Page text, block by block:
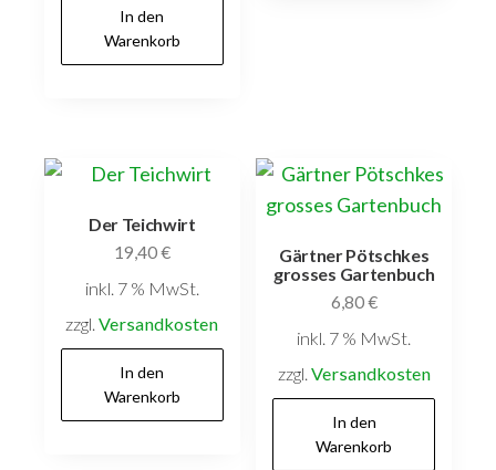
In den
Warenkorb
Der Teichwirt
19,40€
inkl. 7 % MwSt.
zzgl.Versandkosten
In den
Warenkorb
Gärtner Pötschkes
grosses Gartenbuch
6,80€
inkl. 7 % MwSt.
zzgl. Versandkosten
In den
Warenkorb